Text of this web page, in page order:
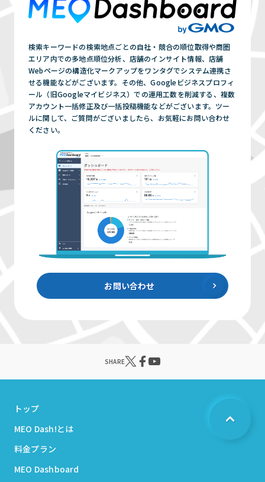
Google評価により左右されてしまいますの
で、一概に期間は限定できません。
まずは相談する（無料）
検索キーワードの検索地点ごとの自社・競合の順位取得や商圏
エリア内での多地点順位分析、店舗のインサイト情報、店舗
Webページの構造化マークアップをワンタグでシステム連携さ
せる機能などがございます。その他、Googleビジネスプロフィ
ール（旧Googleマイビジネス）での運用工数を削減する、複数
アカウント一括修正及び一括投稿機能などがございます。ツー
ルに関して、ご質問がございましたら、お気軽にお問い合わせ
ください。
お問い合わせ
SHARE
トップ
MEO Dash!とは
料金プラン
MEO Dashboard